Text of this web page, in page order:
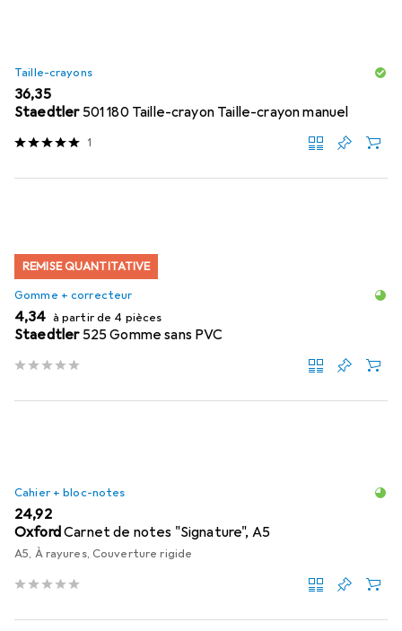
Taille-crayons
EUR
36,35
Staedtler501 180 Taille-crayon Taille-crayon manuel
1
REMISE QUANTITATIVE
Gomme + correcteur
EUR
4,34 à partir de 4 pièces
Staedtler525 Gomme sans PVC
Cahier + bloc-notes
EUR
24,92
OxfordCarnet de notes "Signature", A5
A5, À rayures, Couverture rigide